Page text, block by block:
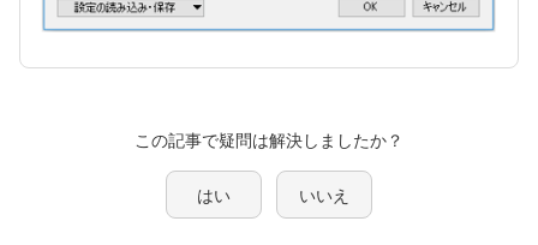
この記事で疑問は解決しましたか？
はい いいえ